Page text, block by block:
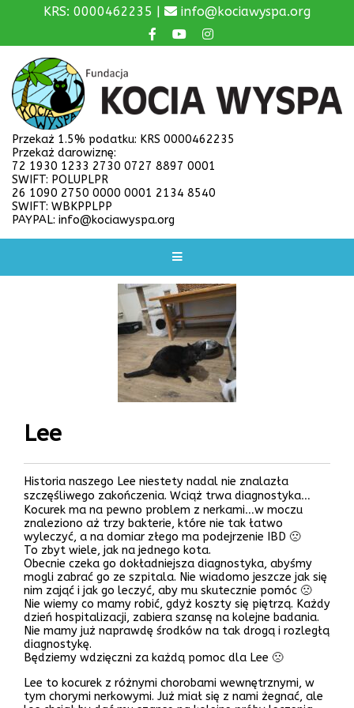
KRS: 0000462235 | info@kociawyspa.org
Przekaż 1.5% podatku: KRS 0000462235
Przekaż darowiznę:
72 1930 1233 2730 0727 8897 0001
SWIFT: POLUPLPR
26 1090 2750 0000 0001 2134 8540
SWIFT: WBKPPLPP
PAYPAL: info@kociawyspa.org
Lee
Historia naszego Lee niestety nadal nie znalazła
szczęśliwego zakończenia. Wciąż trwa diagnostyka…
Kocurek ma na pewno problem z nerkami…w moczu
znaleziono aż trzy bakterie, które nie tak łatwo
wyleczyć, a na domiar złego ma podejrzenie IBD 🙁
To zbyt wiele, jak na jednego kota.
Obecnie czeka go dokładniejsza diagnostyka, abyśmy
mogli zabrać go ze szpitala. Nie wiadomo jeszcze jak się
nim zająć i jak go leczyć, aby mu skutecznie pomóc 🙁
Nie wiemy co mamy robić, gdyż koszty się piętrzą. Każdy
dzień hospitalizacji, zabiera szansę na kolejne badania.
Nie mamy już naprawdę środków na tak drogą i rozległą
diagnostykę.
Będziemy wdzięczni za każdą pomoc dla Lee 🙁
Lee to kocurek z różnymi chorobami wewnętrznymi, w
tym chorymi nerkowymi. Już miał się z nami żegnać, ale